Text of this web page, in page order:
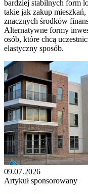
bardziej stabilnych form
takie jak zakup
znacznych środków
Alternatywne formy
osób, które chcą
elastyczny sposób.
09.07.2026
Artykuł sponsorowany